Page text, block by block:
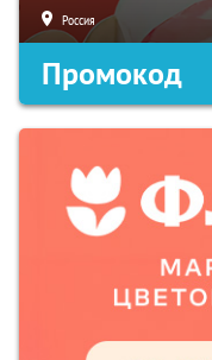
Россия
Промокод